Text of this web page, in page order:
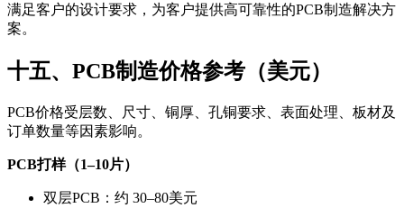
满足客户的设计要求，为客户提供高可靠性的PCB制造解决方
案。
十五、PCB制造价格参考（美元）
PCB价格受层数、尺寸、铜厚、孔铜要求、表面处理、板材及
订单数量等因素影响。
PCB打样（1–10片）
双层PCB：约 30–80美元